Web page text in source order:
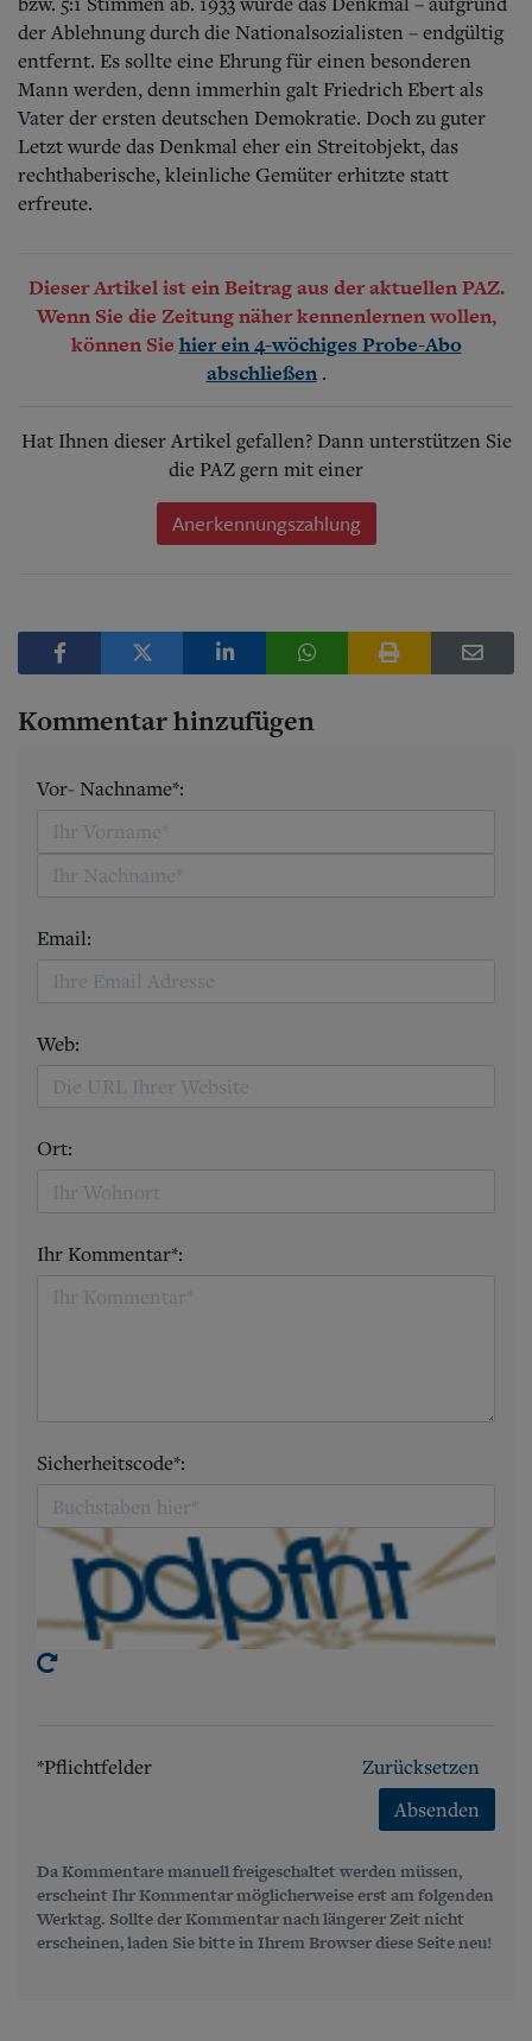
der Ablehnung durch die Nationalsozialisten – endgültig
entfernt. Es sollte eine Ehrung für einen besonderen
Mann werden, denn immerhin galt Friedrich Ebert als
Vater der ersten deutschen Demokratie. Doch zu guter
Letzt wurde das Denkmal eher ein Streitobjekt, das
rechthaberische, kleinliche Gemüter erhitzte statt
erfreute.
Dieser Artikel ist ein Beitrag aus der aktuellen PAZ.
Wenn Sie die Zeitung näher kennenlernen wollen,
können Sie hier ein 4-wöchiges Probe-Abo
abschließen .
Hat Ihnen dieser Artikel gefallen? Dann unterstützen Sie
die PAZ gern mit einer
Anerkennungszahlung
Kommentar hinzufügen
Vor- Nachname*:
Email:
Web:
Ort:
Ihr Kommentar*:
Sicherheitscode*:
*Pflichtfelder
Zurücksetzen
Absenden
Da Kommentare manuell freigeschaltet werden müssen,
erscheint Ihr Kommentar möglicherweise erst am folgenden
Werktag. Sollte der Kommentar nach längerer Zeit nicht
erscheinen, laden Sie bitte in Ihrem Browser diese Seite neu!